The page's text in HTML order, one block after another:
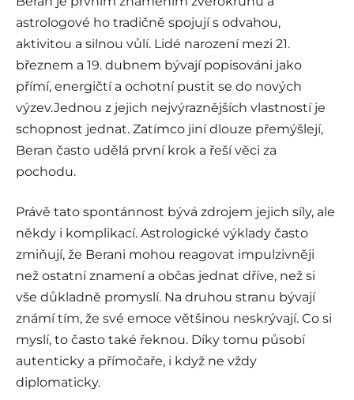
astrologové ho tradičně spojují s odvahou,
aktivitou a silnou vůlí. Lidé narození mezi 21.
březnem a 19. dubnem bývají popisováni jako
přímí, energičtí a ochotní pustit se do nových
výzev.Jednou z jejich nejvýraznějších vlastností je
schopnost jednat. Zatímco jiní dlouze přemýšlejí,
Beran často udělá první krok a řeší věci za
pochodu.
Právě tato spontánnost bývá zdrojem jejich síly, ale
někdy i komplikací. Astrologické výklady často
zmiňují, že Berani mohou reagovat impulzivněji
než ostatní znamení a občas jednat dříve, než si
vše důkladně promyslí. Na druhou stranu bývají
známí tím, že své emoce většinou neskrývají. Co si
myslí, to často také řeknou. Díky tomu působí
autenticky a přímočaře, i když ne vždy
diplomaticky.